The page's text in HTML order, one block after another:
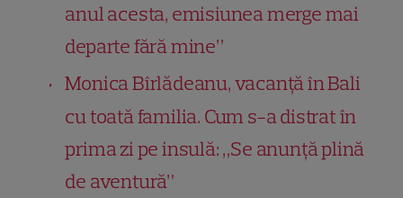
anul acesta, emisiunea merge mai
departe fără mine”
Monica Bîrlădeanu, vacanță în Bali
cu toată familia. Cum s-a distrat în
prima zi pe insulă: „Se anunță plină
de aventură”